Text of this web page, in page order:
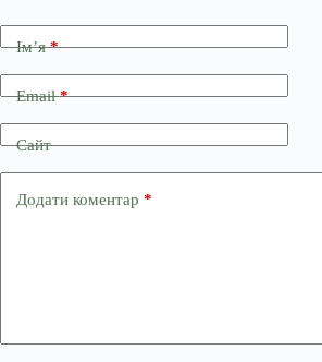
Ім’я*
Email*
Сайт
Додати коментар *